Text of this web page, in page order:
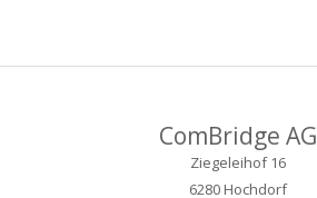
ComBridge AG
Ziegeleihof 16
6280 Hochdorf